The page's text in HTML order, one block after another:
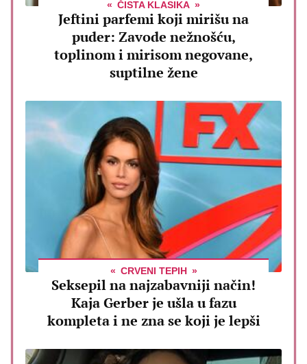
ČISTA KLASIKA
Jeftini parfemi koji mirišu na
puder: Zavode nežnošću,
toplinom i mirisom negovane,
suptilne žene
CRVENI TEPIH
Seksepil na najzabavniji način!
Kaja Gerber je ušla u fazu
kompleta i ne zna se koji je lepši